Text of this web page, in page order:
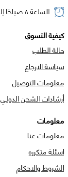
الساعة ٨ صباحًا إلى ٤ مساء من الأحد إلى الخميس
كيفية التسوق
حالة الطلب
سياسة الارجاع
معلومات التوصيل
أرشادات الشحن الدولي
معلومات
معلومات عنا
اسئلة متكرره
الشروط والاحكام